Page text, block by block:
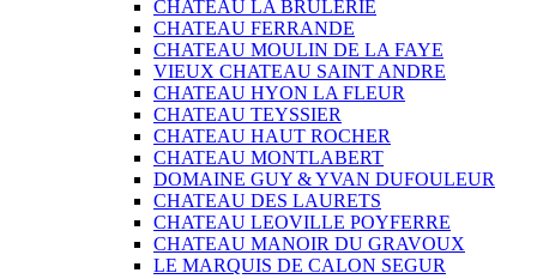
CHATEAU LA BRULERIE
CHATEAU FERRANDE
CHATEAU MOULIN DE LA FAYE
VIEUX CHATEAU SAINT ANDRE
CHATEAU HYON LA FLEUR
CHATEAU TEYSSIER
CHATEAU HAUT ROCHER
CHATEAU MONTLABERT
DOMAINE GUY & YVAN DUFOULEUR
CHATEAU DES LAURETS
CHATEAU LEOVILLE POYFERRE
CHATEAU MANOIR DU GRAVOUX
LE MARQUIS DE CALON SEGUR